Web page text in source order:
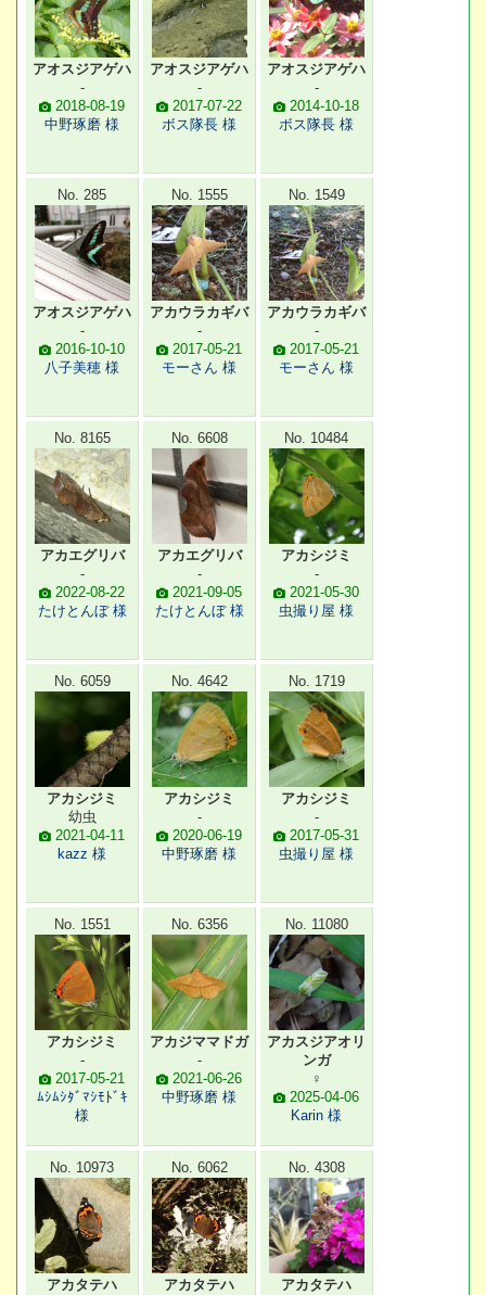
アオスジアゲハ
-
2018-08-19
中野琢磨 様
アオスジアゲハ
-
2017-07-22
ボス隊長 様
アオスジアゲハ
-
2014-10-18
ボス隊長 様
No. 285
アオスジアゲハ
-
2016-10-10
八子美穂 様
No. 1555
アカウラカギバ
-
2017-05-21
モーさん 様
No. 1549
アカウラカギバ
-
2017-05-21
モーさん 様
No. 8165
アカエグリバ
-
2022-08-22
たけとんぼ 様
No. 6608
アカエグリバ
-
2021-09-05
たけとんぼ 様
No. 10484
アカシジミ
-
2021-05-30
虫撮り屋 様
No. 6059
アカシジミ
幼虫
2021-04-11
kazz 様
No. 4642
アカシジミ
-
2020-06-19
中野琢磨 様
No. 1719
アカシジミ
-
2017-05-31
虫撮り屋 様
No. 1551
アカシジミ
-
2017-05-21
ﾑｼﾑｼﾀﾞﾏｼﾓﾄﾞｷ
様
No. 6356
アカジママドガ
-
2021-06-26
中野琢磨 様
No. 11080
アカスジアオリ
ンガ
♀
2025-04-06
Karin 様
No. 10973
アカタテハ
No. 6062
アカタテハ
No. 4308
アカタテハ